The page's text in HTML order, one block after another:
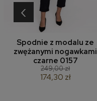
Spodnie z modalu ze
zwężanymi nogawkami
czarne 0157
249,00 zł
174,30 zł
‹